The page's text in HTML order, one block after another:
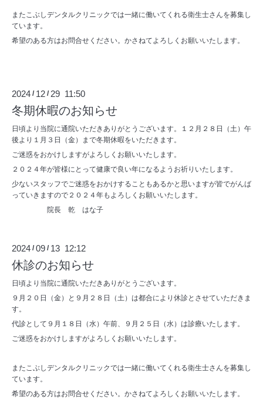
またこぶしデンタルクリニックでは一緒に働いてくれる衛生士さんを募集し
ています。
希望のある方はお問合せください。かさねてよろしくお願いいたします。
2024 / 12 / 29 11:50
冬期休暇のお知らせ
日頃より当院に通院いただきありがとうございます。１２月２８日（土）午
後より１月３日（金）まで冬期休暇をいただきます。
ご迷惑をおかけしますがよろしくお願いいたします。
２０２４年が皆様にとって健康で良い年になるようお祈りいたします。
少ないスタッフでご迷惑をおかけすることもあるかと思いますが皆でがんば
っていきますので２０２４年もよろしくお願いいたします。
院長 乾 はな子
2024 /09 / 13 12:12
休診のお知らせ
日頃より当院に通院いただきありがとうございます。
９月２０日（金）と９月２８日（土）は都合により休診とさせていただきま
す。
代診として９月１８日（水）午前、９月２５日（水）は診療いたします。
ご迷惑をおかけしますがよろしくお願いいたします。
またこぶしデンタルクリニックでは一緒に働いてくれる衛生士さんを募集し
ています。
希望のある方はお問合せください。かさねてよろしくお願いいたします。